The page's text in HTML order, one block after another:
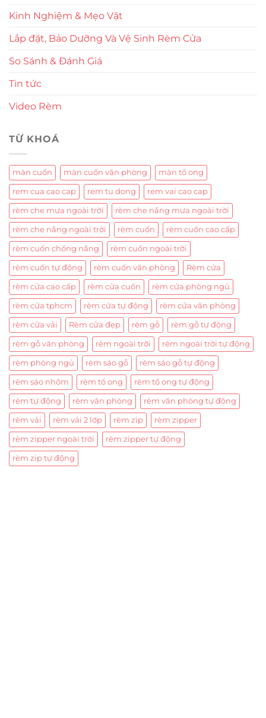
Kinh Nghiệm & Mẹo Vặt
Lắp đặt, Bảo Dưỡng Và Vệ Sinh Rèm Cửa
So Sánh & Đánh Giá
Tin tức
Video Rèm
TỪ KHOÁ
màn cuốn màn cuốn văn phòng màn tổ ong
rem cua cao cap rem tu dong rem vai cao cap
rèm che mưa ngoài trời rèm che nắng mưa ngoài trời
rèm che nắng ngoài trời rèm cuốn rèm cuốn cao cấp
rèm cuốn chống nắng rèm cuốn ngoài trời
rèm cuốn tự động rèm cuốn văn phòng Rèm cửa
rèm cửa cao cấp rèm cửa cuốn rèm cửa phòng ngủ
rèm cửa tphcm rèm cửa tự động rèm cửa văn phòng
rèm cửa vải Rèm cửa đẹp rèm gỗ rèm gỗ tự động
rèm gỗ văn phòng rèm ngoài trời rèm ngoài trời tự động
rèm phòng ngủ rèm sáo gỗ rèm sáo gỗ tự động
rèm sáo nhôm rèm tổ ong rèm tổ ong tự động
rèm tự động rèm văn phòng rèm văn phòng tự động
rèm vải rèm vải 2 lớp rèm zip rèm zipper
rèm zipper ngoài trời rèm zipper tự động
rèm zip tự động